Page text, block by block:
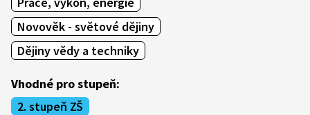
Novověk - světové dějiny
Dějiny vědy a techniky
Vhodné pro stupeň:
2. stupeň ZŠ